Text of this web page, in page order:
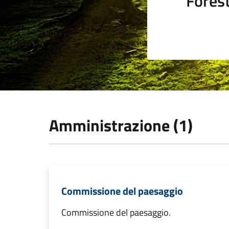
Amministrazione (1)
Commissione del paesaggio
Commissione del paesaggio.